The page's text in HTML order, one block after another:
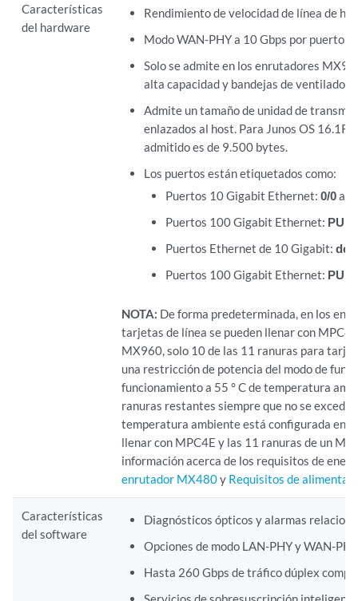
Características
del hardware
Rendimiento de velocidad de línea de
Modo WAN-PHY a 10 Gbps por puerto
Solo se admite en los enrutadores
alta capacidad y bandejas de ventilador
Admite un tamaño de unidad de
enlazados al host. Para Junos OS
admitido es de 9.500 bytes.
Los puertos están etiquetados como:
Puertos 10 Gigabit Ethernet:0/0a
Puertos 100 Gigabit Ethernet:
Puertos Ethernet de 10 Gigabit:del
Puertos 100 Gigabit Ethernet:
NOTA: De forma predeterminada, en los
tarjetas de línea se pueden llenar con
MX960, solo 10 de las 11 ranuras para
una restricción de potencia del modo de
funcionamiento a 55 ° C de temperatura
ranuras restantes siempre que no se exceda
temperatura ambiente está configurada en
llenar con MPC4E y las 11 ranuras de un
información acerca de los requisitos de
enrutador MX480y Requisitos de
Características
del software
Diagnósticos ópticos y alarmas
Opciones de modo LAN-PHY y WAN-
Hasta 260 Gbps de tráfico dúplex